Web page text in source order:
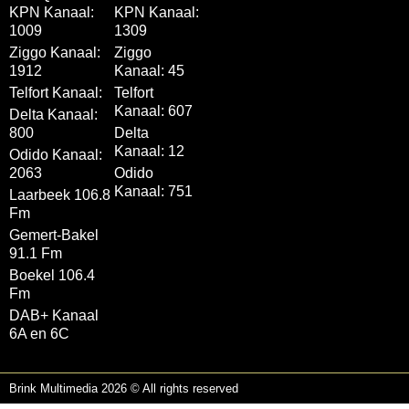
KPN Kanaal:
1009
Ziggo Kanaal:
1912
Telfort Kanaal:
Delta Kanaal:
800
Odido Kanaal:
2063
Laarbeek 106.8
Fm
Gemert-Bakel
91.1 Fm
Boekel 106.4
Fm
DAB+ Kanaal
6A en 6C
KPN Kanaal:
1309
Ziggo
Kanaal: 45
Telfort
Kanaal: 607
Delta
Kanaal: 12
Odido
Kanaal: 751
Brink Multimedia 2026 © All rights reserved